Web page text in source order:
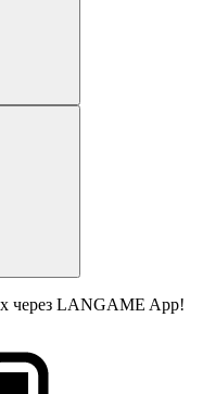
через LANGAME App!